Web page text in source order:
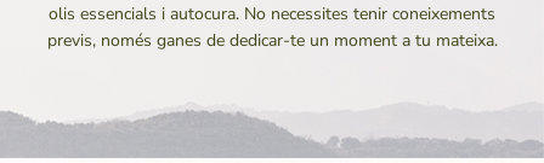
olis essencials i autocura. No necessites tenir coneixements
previs, només ganes de dedicar-te un moment a tu mateixa.